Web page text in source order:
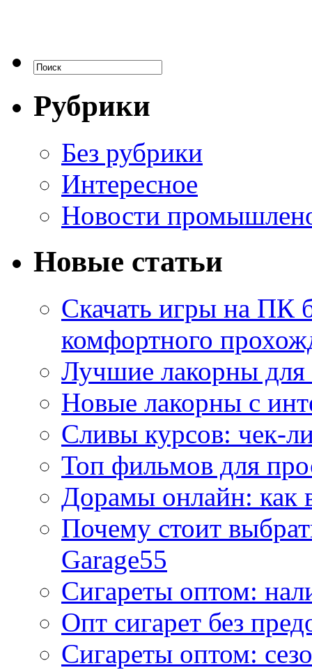
Рубрики
Без рубрики
Интересное
Новости
Новые статьи
Скачать игры на ПК
комфортного
Лучшие лакорны для
Новые лакорны с
Сливы курсов: чек-
Топ фильмов для
Дорамы онлайн: как
Почему стоит
Garage55
Сигареты оптом:
Опт сигарет без
Сигареты оптом: